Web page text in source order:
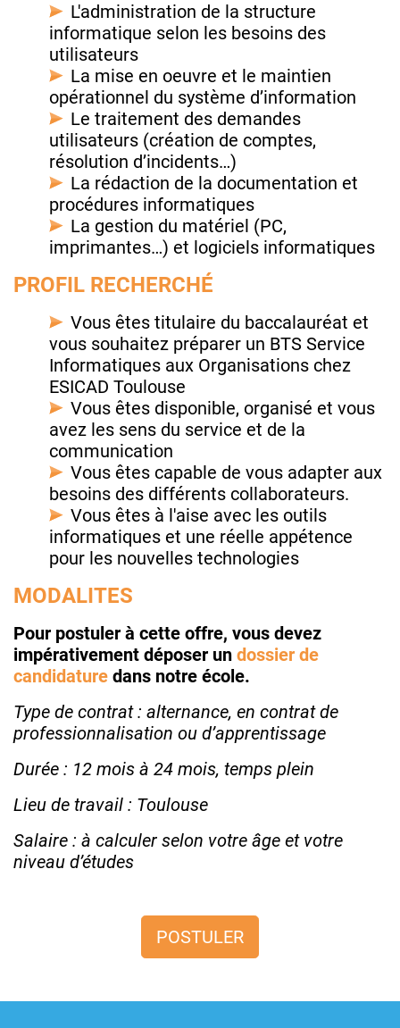
L'administration de la structure
informatique selon les besoins des
utilisateurs
La mise en oeuvre et le maintien
opérationnel du système d’information
Le traitement des demandes
utilisateurs (création de comptes,
résolution d’incidents…)
La rédaction de la documentation et
procédures informatiques
La gestion du matériel (PC,
imprimantes…) et logiciels informatiques
PROFIL RECHERCHÉ
Vous êtes titulaire du baccalauréat et
vous souhaitez préparer un BTS Service
Informatiques aux Organisations chez
ESICAD Toulouse
Vous êtes disponible, organisé et vous
avez les sens du service et de la
communication
Vous êtes capable de vous adapter aux
besoins des différents collaborateurs.
Vous êtes à l'aise avec les outils
informatiques et une réelle appétence
pour les nouvelles technologies
MODALITES
Pour postuler à cette offre, vous devez
impérativement déposer un dossier de
candidature dans notre école.
Type de contrat : alternance, en contrat de
professionnalisation ou d’apprentissage
Durée : 12 mois à 24 mois, temps plein
Lieu de travail : Toulouse
Salaire : à calculer selon votre âge et votre
niveau d’études
POSTULER